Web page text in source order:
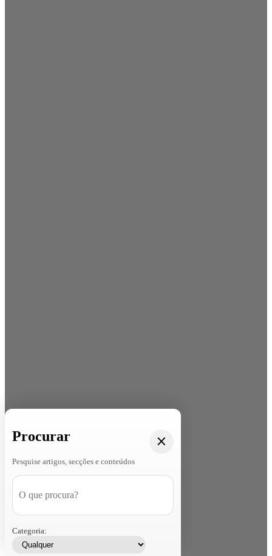
Procurar
Pesquise artigos, secções e conteúdos
Categoria: